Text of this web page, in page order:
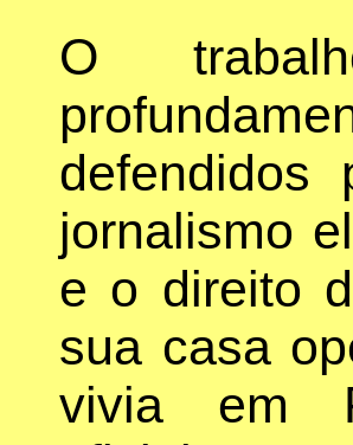
O
defendidos
jornalismo
e o direito
sua casa
vivia em